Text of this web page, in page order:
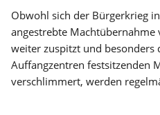
Obwohl sich der Bürgerkrieg
angestrebte
weiter zuspitzt und besonders
Auffangzentren festsitzenden
verschlimmert, werden